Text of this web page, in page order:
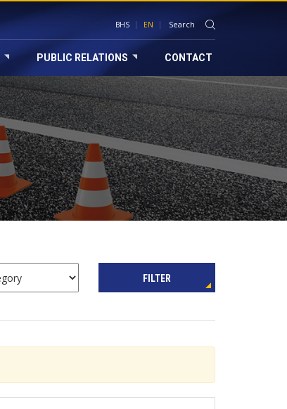
BHS EN
PUBLIC RELATIONS CONTACT
FILTER